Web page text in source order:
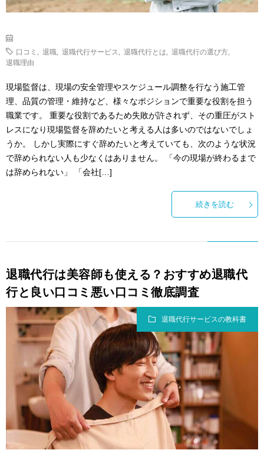
口コミ 退職 退職代行サービス 退職代行とは 退職代行の選び方
退職理由
現場監督は、現場の安全管理やスケジュール調整を行なう施工管
理、品質の管理・維持など、様々なポジションで重要な役割を担う
職業です。 重要な役割であるため失敗が許されず、その重圧がスト
レスになり現場監督を辞めたいと考える人は多いのではないでしょ
うか。 しかし実際にすぐ辞めたいと考えていても、次のような状況
で辞められない人も少なくはありません。 「今の現場が終わるまで
は辞められない」 「会社[…]
続きを読む
退職代行は美容師も使える？おすすめ退職代
行と良い口コミ悪い口コミ徹底調査
退職代行サービスの教科書